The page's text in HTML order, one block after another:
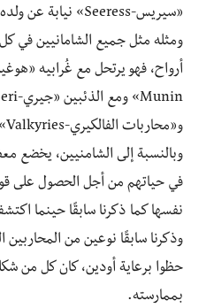
«سيريس-Seeress» نيابة عن ولده(13).
و«محاربات الفالكيري-Valkyries».
وبالنسبة إلى الشامنيين، يخضع
نفسها كما ذكرنا سابقًا حينما
وذكرنا سابقًا نوعين من المحاربين
حظوا برعاية أودين، كان كل من
بممارسته.